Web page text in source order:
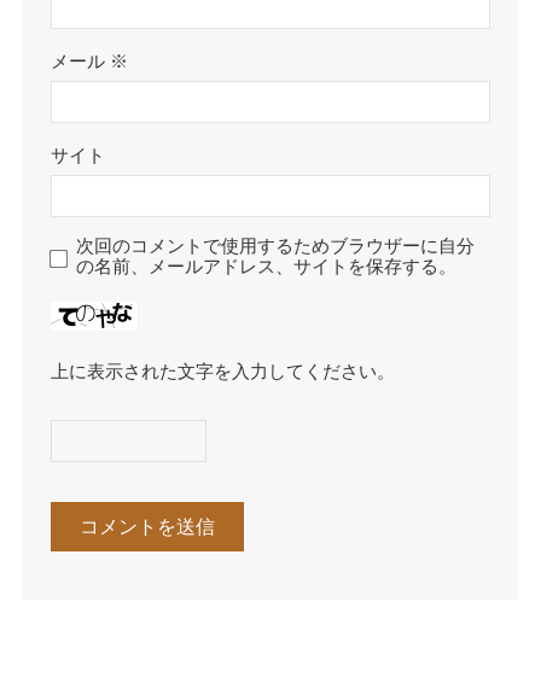
メール ※
サイト
次回のコメントで使用するためブラウザーに自分
の名前、メールアドレス、サイトを保存する。
上に表示された文字を入力してください。